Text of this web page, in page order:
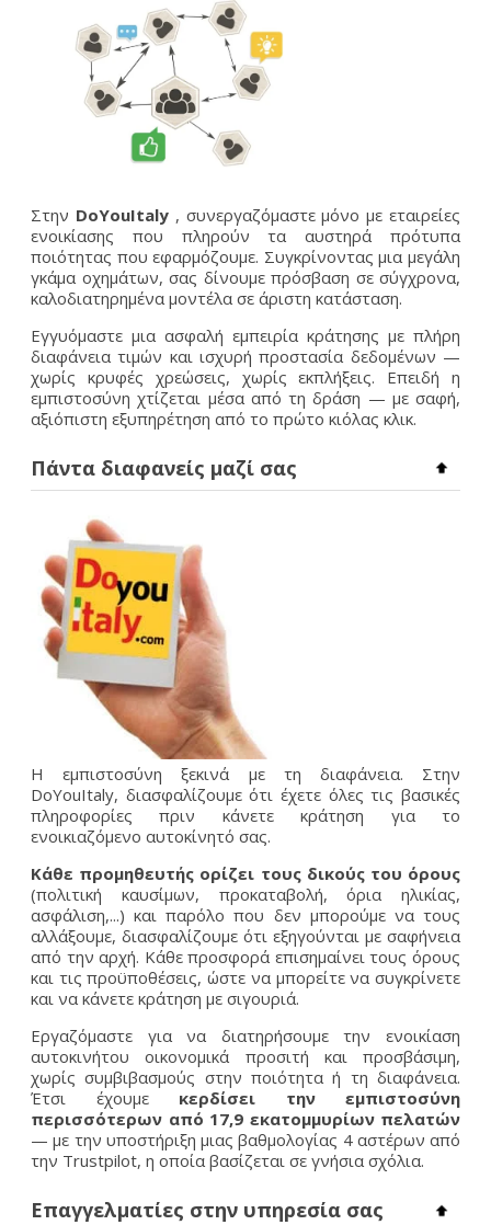
Στην DoYouItaly, συνεργαζόμαστε μόνο με εταιρείες
ενοικίασης που πληρούν τα αυστηρά πρότυπα
ποιότητας που εφαρμόζουμε. Συγκρίνοντας μια μεγάλη
γκάμα οχημάτων, σας δίνουμε πρόσβαση σε σύγχρονα,
καλοδιατηρημένα μοντέλα σε άριστη κατάσταση.
Εγγυόμαστε μια ασφαλή εμπειρία κράτησης με πλήρη
διαφάνεια τιμών και ισχυρή προστασία δεδομένων —
χωρίς κρυφές χρεώσεις, χωρίς εκπλήξεις. Επειδή η
εμπιστοσύνη χτίζεται μέσα από τη δράση — με σαφή,
αξιόπιστη εξυπηρέτηση από το πρώτο κιόλας κλικ.
Πάντα διαφανείς μαζί σας
Η εμπιστοσύνη ξεκινά με τη διαφάνεια. Στην
DoYouItaly, διασφαλίζουμε ότι έχετε όλες τις βασικές
πληροφορίες πριν κάνετε κράτηση για το
ενοικιαζόμενο αυτοκίνητό σας.
Κάθε προμηθευτής ορίζει τους δικούς του όρους
(πολιτική καυσίμων, προκαταβολή, όρια ηλικίας,
ασφάλιση,...) και παρόλο που δεν μπορούμε να τους
αλλάξουμε, διασφαλίζουμε ότι εξηγούνται με σαφήνεια
από την αρχή. Κάθε προσφορά επισημαίνει τους όρους
και τις προϋποθέσεις, ώστε να μπορείτε να συγκρίνετε
και να κάνετε κράτηση με σιγουριά.
Εργαζόμαστε για να διατηρήσουμε την ενοικίαση
αυτοκινήτου οικονομικά προσιτή και προσβάσιμη,
χωρίς συμβιβασμούς στην ποιότητα ή τη διαφάνεια.
Έτσι έχουμε κερδίσει την εμπιστοσύνη
περισσότερων από 17,9 εκατομμυρίων πελατών
— με την υποστήριξη μιας βαθμολογίας 4 αστέρων από
την Trustpilot, η οποία βασίζεται σε γνήσια σχόλια.
Επαγγελματίες στην υπηρεσία σας